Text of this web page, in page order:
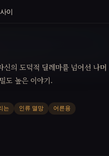
이
의 도덕적 딜레마를 넘어선 나머
도 높은 이야기.
는 인류 멸망
어른용